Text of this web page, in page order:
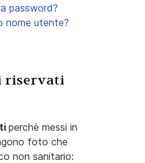
password?
nome utente?
riservati
perchè messi in
foto che
non sanitario: